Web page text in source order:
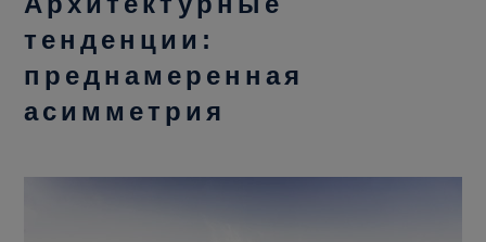
тенденции:
преднамеренная
асимметрия